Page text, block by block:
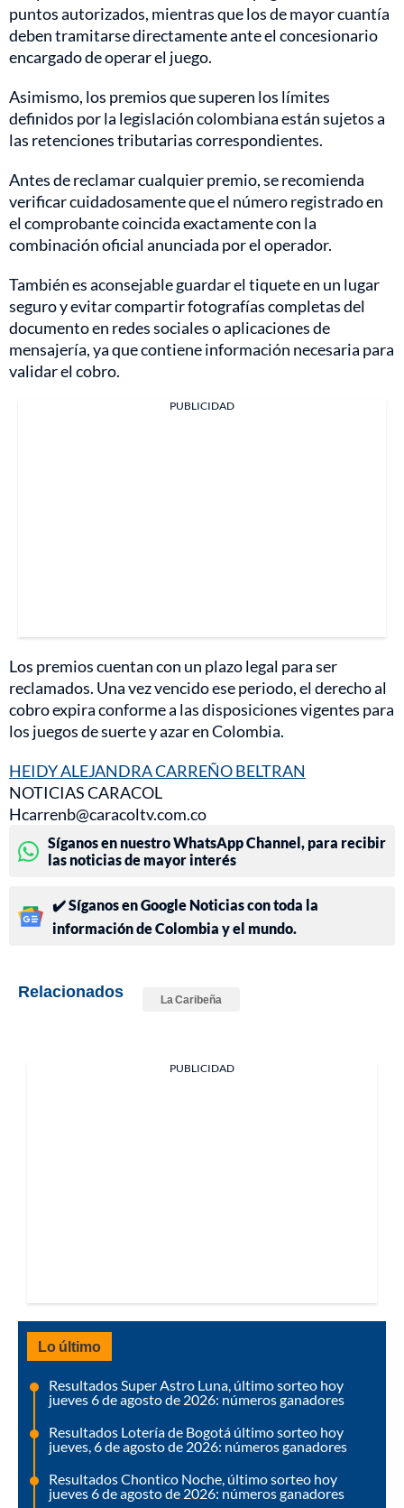
puntos autorizados, mientras que los de mayor cuantía
deben tramitarse directamente ante el concesionario
encargado de operar el juego.
Asimismo, los premios que superen los límites
definidos por la legislación colombiana están sujetos a
las retenciones tributarias correspondientes.
Antes de reclamar cualquier premio, se recomienda
verificar cuidadosamente que el número registrado en
el comprobante coincida exactamente con la
combinación oficial anunciada por el operador.
También es aconsejable guardar el tiquete en un lugar
seguro y evitar compartir fotografías completas del
documento en redes sociales o aplicaciones de
mensajería, ya que contiene información necesaria para
validar el cobro.
PUBLICIDAD
Los premios cuentan con un plazo legal para ser
reclamados. Una vez vencido ese periodo, el derecho al
cobro expira conforme a las disposiciones vigentes para
los juegos de suerte y azar en Colombia.
HEIDY ALEJANDRA CARREÑO BELTRAN
NOTICIAS CARACOL
Hcarrenb@caracoltv.com.co
Síganos en nuestro WhatsApp Channel, para recibir
las noticias de mayor interés
✔️ Síganos en Google Noticias con toda la
información de Colombia y el mundo.
Relacionados La Caribeña
PUBLICIDAD
Lo último
Resultados Super Astro Luna, último sorteo hoy
jueves 6 de agosto de 2026: números ganadores
Resultados Lotería de Bogotá último sorteo hoy
jueves, 6 de agosto de 2026: números ganadores
Resultados Chontico Noche, último sorteo hoy
jueves 6 de agosto de 2026: números ganadores